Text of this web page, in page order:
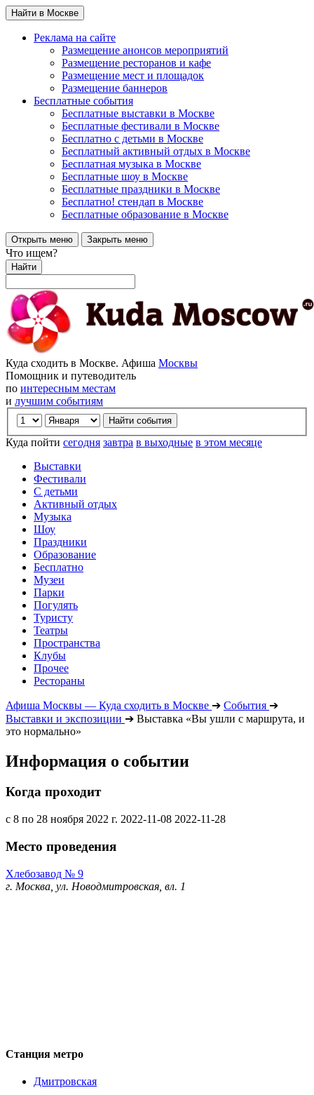
Найти в Москве
Реклама на сайте
Размещение анонсов мероприятий
Размещение ресторанов и кафе
Размещение мест и площадок
Размещение баннеров
Бесплатные события
Бесплатные выставки в Москве
Бесплатные фестивали в Москве
Бесплатно с детьми в Москве
Бесплатный активный отдых в Москве
Бесплатная музыка в Москве
Бесплатные шоу в Москве
Бесплатные праздники в Москве
Бесплатно! стендап в Москве
Бесплатные образование в Москве
Открыть меню Закрыть меню
Что ищем?
Найти
Куда сходить в Москве. Афиша Москвы
Помощник и путеводитель
по интересным местам
и лучшим событиям
Куда пойти сегодня завтра в выходные в этом месяце
Выставки
Фестивали
С детьми
Активный отдых
Музыка
Шоу
Праздники
Образование
Бесплатно
Музеи
Парки
Погулять
Туристу
Театры
Пространства
Клубы
Прочее
Рестораны
Афиша Москвы — Куда сходить в Москве ➔ События ➔
Выставки и экспозиции ➔ Выставка «Вы ушли с маршрута, и
это нормально»
Информация о событии
Когда проходит
с 8 по 28 ноября 2022 г. 2022-11-08 2022-11-28
Место проведения
Хлебозавод № 9
г. Москва, ул. Новодмитровская, вл. 1
Станция метро
Дмитровская